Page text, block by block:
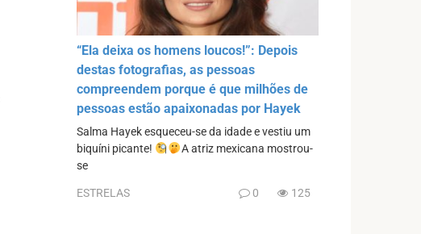
“Ela deixa os homens loucos!”: Depois
destas fotografias, as pessoas
compreendem porque é que milhões de
pessoas estão apaixonadas por Hayek
Salma Hayek esqueceu-se da idade e vestiu um
biquíni picante!
A atriz mexicana mostrou-
se
ESTRELAS 0 125